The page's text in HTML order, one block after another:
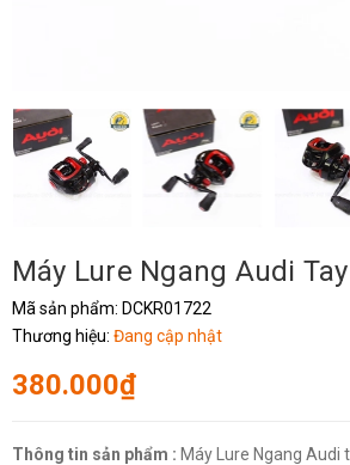
Máy Lure Ngang Audi
Mã sản phẩm: DCKR01722
Thương hiệu: Đang cập nhật
380.000₫
Thông tin sản phẩm : Máy Lure Ngang Audi